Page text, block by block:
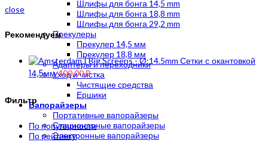
Шлифы для бонга 14,5 mm
Шлифы для бонга 18,8 mm
Шлифы для бонга 29,2 mm
Прекулеры
Прекулер 14,5 мм
Прекулер 18,8 мм
Адаптеры и переходники
Уход и чистка
Чистящие средства
Ершики
Вапорайзеры
Портативные вапорайзеры
Стационарные вапорайзеры
Электронные вапорайзеры
close
Рекомендуем
Сетки с окантовкой
14,5мм400,00₽
Фильтр
По популярности
По рейтингу